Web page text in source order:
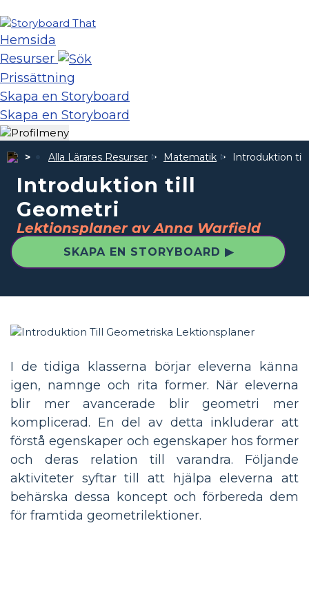
Hemsida
Resurser
Prissättning
Skapa en Storyboard
Skapa en Storyboard
Alla Lärares Resurser Matematik Introduktion till
Introduktion till
Geometri
Lektionsplaner av Anna Warfield
SKAPA EN STORYBOARD ▶
I de tidiga klasserna börjar eleverna känna
igen, namnge och rita former. När eleverna
blir mer avancerade blir geometri mer
komplicerad. En del av detta inkluderar att
förstå egenskaper och egenskaper hos former
och deras relation till varandra. Följande
aktiviteter syftar till att hjälpa eleverna att
behärska dessa koncept och förbereda dem
för framtida geometrilektioner.